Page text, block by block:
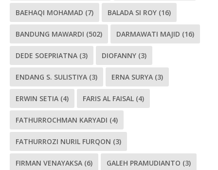
BAEHAQI MOHAMAD (7) BALADA SI ROY (16)
BANDUNG MAWARDI (502) DARMAWATI MAJID (16)
DEDE SOEPRIATNA (3) DIOFANNY (3)
ENDANG S. SULISTIYA (3) ERNA SURYA (3)
ERWIN SETIA (4) FARIS AL FAISAL (4)
FATHURROCHMAN KARYADI (4)
FATHURROZI NURIL FURQON (3)
FIRMAN VENAYAKSA (6) GALEH PRAMUDIANTO (3)